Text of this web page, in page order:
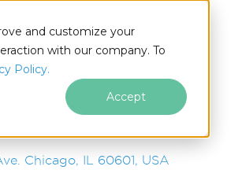
and customize your
with our company. To
Policy.
Accept
Chicago, IL 60601, USA